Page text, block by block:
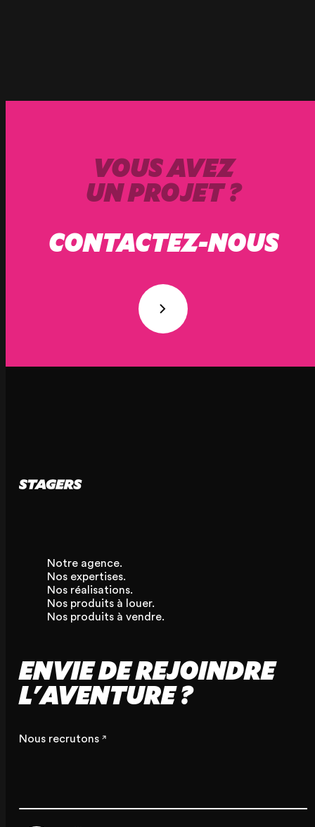
VOUS AVEZ
UN PROJET ?
CONTACTEZ-NOUS
Notre agence.
Nos expertises.
Nos réalisations.
Nos produits à louer.
Nos produits à vendre.
ENVIE DE REJOINDRE
L'AVENTURE ?
Nous recrutons